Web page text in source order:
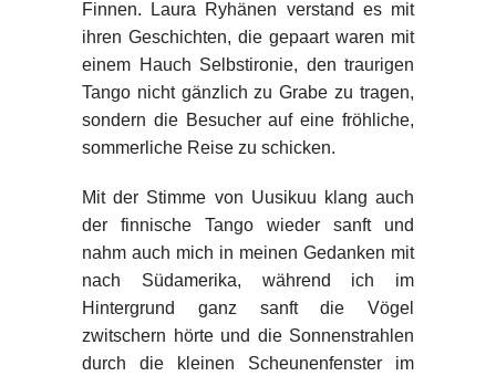
Finnen. Laura Ryhänen verstand es mit
ihren Geschichten, die gepaart waren mit
einem Hauch Selbstironie, den traurigen
Tango nicht gänzlich zu Grabe zu tragen,
sondern die Besucher auf eine fröhliche,
sommerliche Reise zu schicken.
Mit der Stimme von Uusikuu klang auch
der finnische Tango wieder sanft und
nahm auch mich in meinen Gedanken mit
nach Südamerika, während ich im
Hintergrund ganz sanft die Vögel
zwitschern hörte und die Sonnenstrahlen
durch die kleinen Scheunenfenster im